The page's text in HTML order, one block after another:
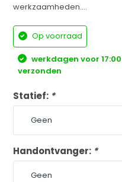
werkzaamheden....
Op voorraad
werkdagen voor
verzonden
Statief: *
Handontvanger: *